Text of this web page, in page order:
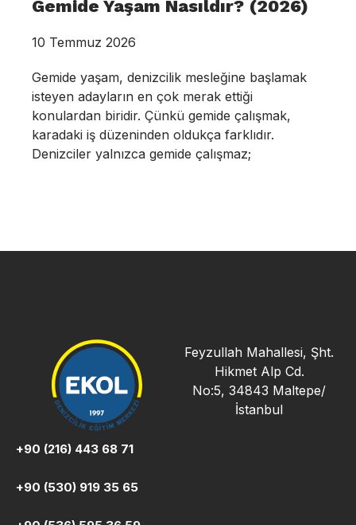
Gemide Yaşam Nasıldır? (2026)
10 Temmuz 2026
Gemide yaşam, denizcilik mesleğine başlamak
isteyen adayların en çok merak ettiği
konulardan biridir. Çünkü gemide çalışmak,
karadaki iş düzeninden oldukça farklıdır.
Denizciler yalnızca gemide çalışmaz;
Feyzullah Mahallesi, Şht.
Hikmet Alp Cd.
No:5, 34843 Maltepe/
İstanbul
+90 (216) 443 68 71
+90 (530) 919 35 65